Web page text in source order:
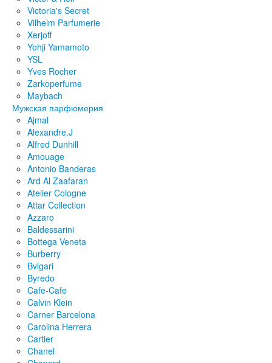
Victoria's Secret
Vilhelm Parfumerie
Xerjoff
Yohji Yamamoto
YSL
Yves Rocher
Zarkoperfume
Maybach
Мужская парфюмерия
Ajmal
Alexandre.J
Alfred Dunhill
Amouage
Antonio Banderas
Ard Al Zaafaran
Atelier Cologne
Attar Collection
Azzaro
Baldessarini
Bottega Veneta
Burberry
Bvlgari
Byredo
Cafe-Cafe
Calvin Klein
Carner Barcelona
Carolina Herrera
Cartier
Chanel